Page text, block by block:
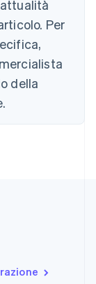
Per
della